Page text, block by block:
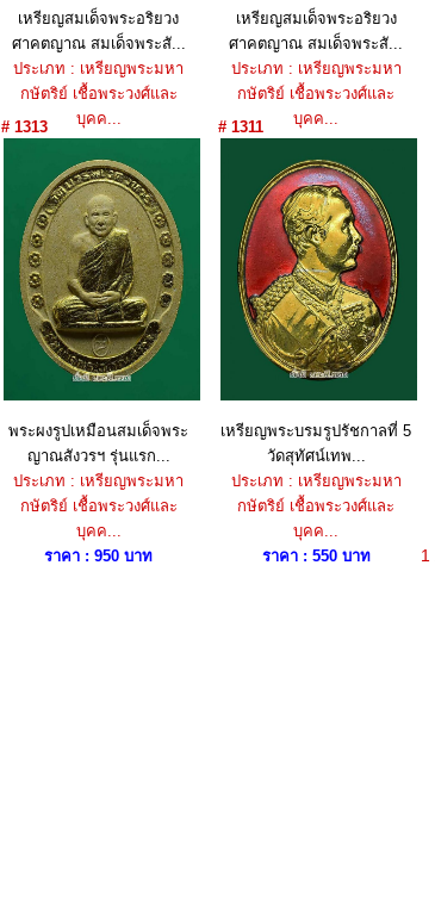
เหรียญสมเด็จพระอริยวง
ศาคตญาณ สมเด็จพระสั...
ประเภท : เหรียญพระมหา
กษัตริย์ เชื้อพระวงศ์และ
บุคค...
ราคา : 450 บาท
เหรียญสมเด็จพระอริยวง
ศาคตญาณ สมเด็จพระสั...
ประเภท : เหรียญพระมหา
กษัตริย์ เชื้อพระวงศ์และ
บุคค...
ราคา : 550 บาท
# 1313
พระผงรูปเหมือนสมเด็จพระ
ญาณสังวรฯ รุ่นแรก...
ประเภท : เหรียญพระมหา
กษัตริย์ เชื้อพระวงศ์และ
บุคค...
ราคา : 950 บาท
# 1311
เหรียญพระบรมรูปรัชกาลที่ 5
วัดสุทัศน์เทพ...
ประเภท : เหรียญพระมหา
กษัตริย์ เชื้อพระวงศ์และ
บุคค...
ราคา : 550 บาท
1